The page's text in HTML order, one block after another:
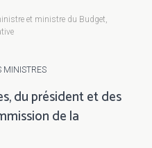
et ministre du Budget,
MINISTRES
du président et des
de la